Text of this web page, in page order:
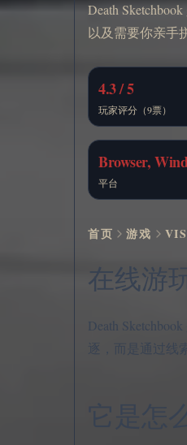
Death
以及需要你亲手
4.3 / 5
玩家评分（9票）
Browser,
平台
首页 游戏
在线游
Death
逐，而是通过线
它是怎